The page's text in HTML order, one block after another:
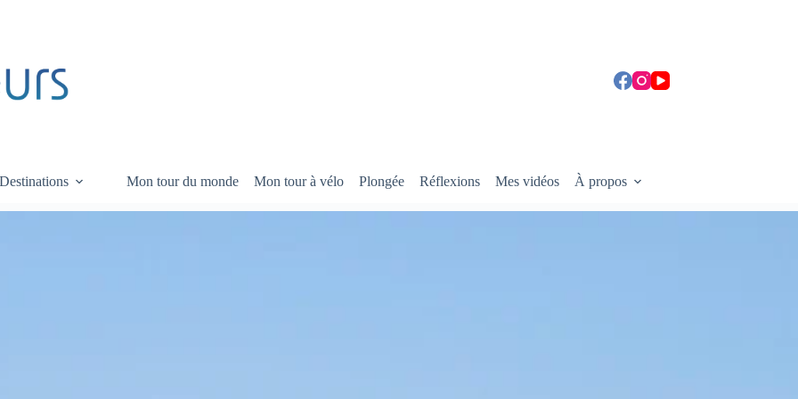
Destinations Mon tour du monde Mon tour à vélo Plongée Réflexions Mes vidéos À propos